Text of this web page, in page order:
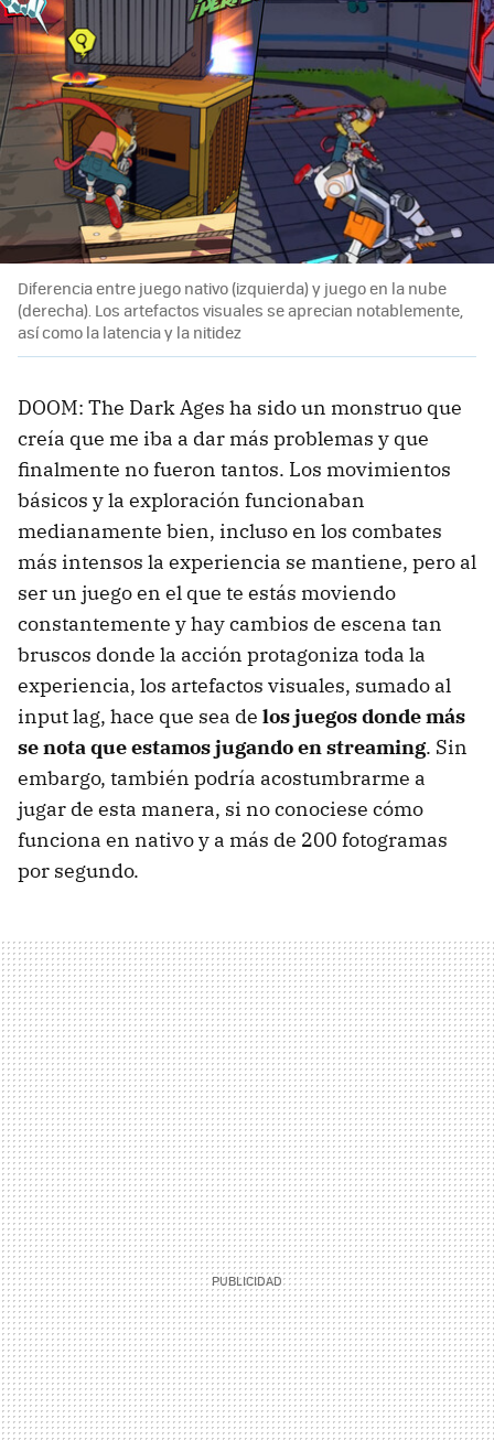
Diferencia entre juego nativo (izquierda) y juego en la nube
(derecha). Los artefactos visuales se aprecian notablemente,
así como la latencia y la nitidez
DOOM: The Dark Ages ha sido un monstruo que
creía que me iba a dar más problemas y que
finalmente no fueron tantos. Los movimientos
básicos y la exploración funcionaban
medianamente bien, incluso en los combates
más intensos la experiencia se mantiene, pero al
ser un juego en el que te estás moviendo
constantemente y hay cambios de escena tan
bruscos donde la acción protagoniza toda la
experiencia, los artefactos visuales, sumado al
input lag, hace que sea de los juegos donde más
se nota que estamos jugando en streaming. Sin
embargo, también podría acostumbrarme a
jugar de esta manera, si no conociese cómo
funciona en nativo y a más de 200 fotogramas
por segundo.